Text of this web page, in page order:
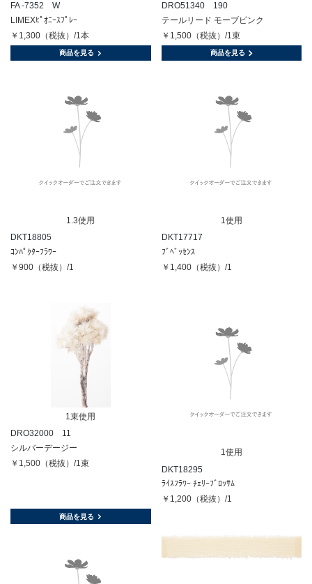
FA -7352 W
LIMEXﾋﾟｵﾆｰｽﾌﾟﾚｰ
￥1,300（税抜）/1本
商品を見る
DRO51340 190
テールリード モーブピンク
￥1,500（税抜）/1束
商品を見る
1.3使用
DKT18805
ｺﾝﾊﾟｸﾀｰﾌﾗﾜｰ
￥900（税抜）/1
1使用
DKT17717
ﾌﾞﾍﾞｯｾﾝｽ
￥1,400（税抜）/1
1束使用
DRO32000 11
シルバーデージー
￥1,500（税抜）/1束
商品を見る
1使用
DKT18295
ﾗｲｽﾌﾗﾜｰ ﾁｪﾘｰﾌﾞﾛｯｻﾑ
￥1,200（税抜）/1